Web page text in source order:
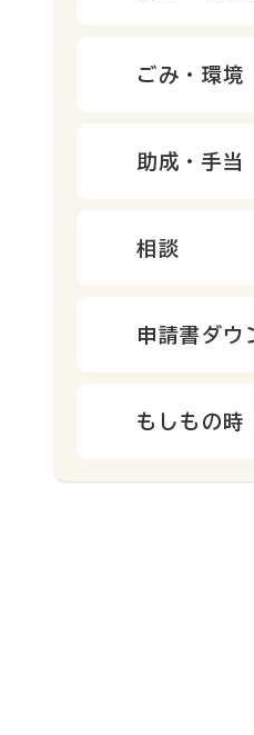
ごみ・環境
助成・手当
相談
申請書ダウ
もしもの時